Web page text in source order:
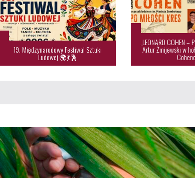
19. Międzynarodowy Festiwal Sztuki
Ludowej 🌍💃🕺
„LEONARD COHEN –
Artur Żmijewski w